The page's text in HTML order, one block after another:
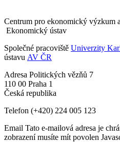
Centrum pro ekonomický výzkum
Ekonomický ústav
Společné pracoviště Univerzity
ústavu AV ČR
Adresa Politických vězňů 7
110 00 Praha 1
Česká republika
Telefon (+420) 224 005 123
Email Tato e-mailová adresa je
zobrazení musíte mít povolen